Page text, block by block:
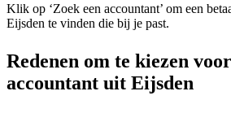
Klik op ‘Zoek een accountant’ om een
Eijsden te vinden die bij je past.
Redenen om te kiezen
accountant uit Eijsden